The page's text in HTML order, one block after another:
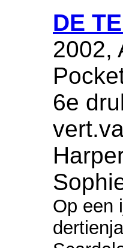
DE
2002,
6e
Op een